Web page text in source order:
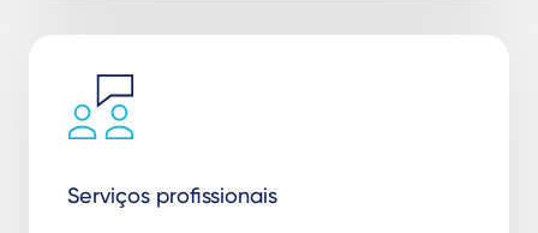
Serviços profissionais